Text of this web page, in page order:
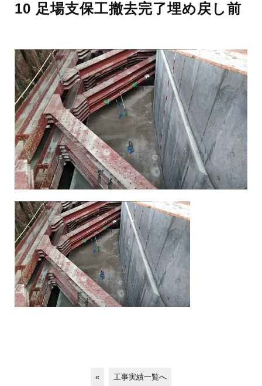
10 足場支保工撤去完了埋め戻し前
« 工事実績一覧へ